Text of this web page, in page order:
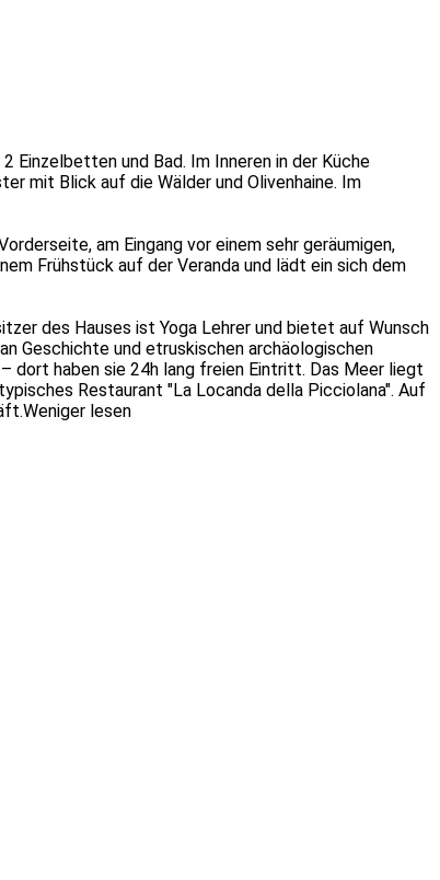
Einzelbetten und Bad. Im Inneren in der Küche
mit Blick auf die Wälder und Olivenhaine. Im
am Eingang vor einem sehr geräumigen,
Frühstück auf der Veranda und lädt ein sich dem
des Hauses ist Yoga Lehrer und bietet auf Wunsch
Geschichte und etruskischen archäologischen
dort haben sie 24h lang freien Eintritt. Das Meer liegt
Restaurant "La Locanda della Picciolana". Auf
Weniger lesen